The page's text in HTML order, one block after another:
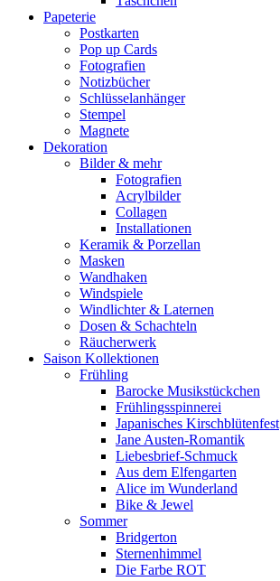
Papeterie
Postkarten
Pop up Cards
Fotografien
Notizbücher
Schlüsselanhänger
Stempel
Magnete
Dekoration
Bilder & mehr
Fotografien
Acrylbilder
Collagen
Installationen
Keramik & Porzellan
Masken
Wandhaken
Windspiele
Windlichter & Laternen
Dosen & Schachteln
Räucherwerk
Saison Kollektionen
Frühling
Barocke Musikstückchen
Frühlingsspinnerei
Japanisches Kirschblütenfest
Jane Austen-Romantik
Liebesbrief-Schmuck
Aus dem Elfengarten
Alice im Wunderland
Bike & Jewel
Sommer
Bridgerton
Sternenhimmel
Die Farbe ROT